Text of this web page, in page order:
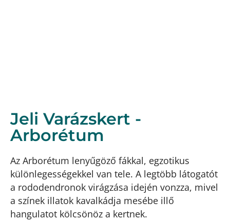
Jeli Varázskert -
Arborétum
Az Arborétum lenyűgöző fákkal, egzotikus
különlegességekkel van tele. A legtöbb látogatót
a rododendronok virágzása idején vonzza, mivel
a színek illatok kavalkádja mesébe illő
hangulatot kölcsönöz a kertnek.